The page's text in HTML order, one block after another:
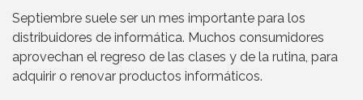
Septiembre suele ser un mes importante para los
distribuidores de informática. Muchos consumidores
aprovechan el regreso de las clases y de la rutina, para
adquirir o renovar productos informáticos.